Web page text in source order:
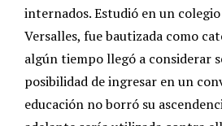
internados. Estudió en un
Versalles, fue bautizada como
algún tiempo llegó a considerar
posibilidad de ingresar en un
educación no borró su